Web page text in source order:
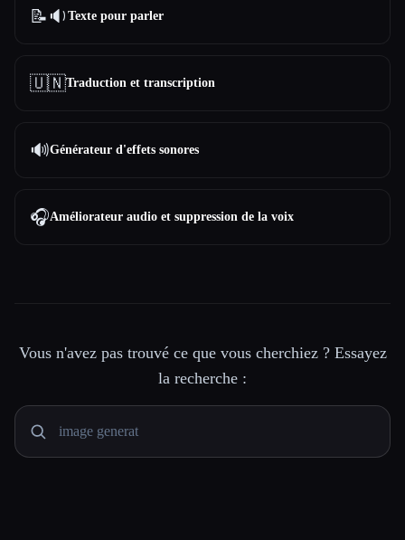
📝🔉 Texte pour parler
🇺🇳Traduction et transcription
🔊Générateur d'effets sonores
🎧Améliorateur audio et suppression de la voix
Vous n'avez pas trouvé ce que vous cherchiez ? Essayez
la recherche :